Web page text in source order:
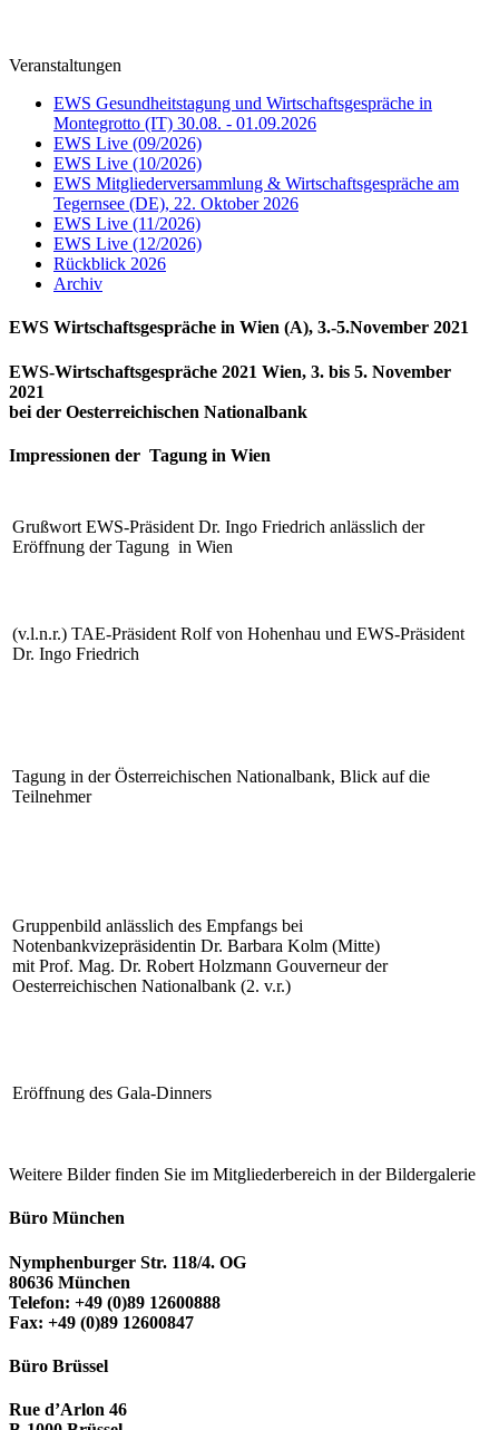
Veranstaltungen
EWS Gesundheitstagung und Wirtschaftsgespräche in
Montegrotto (IT) 30.08. - 01.09.2026
EWS Live (09/2026)
EWS Live (10/2026)
EWS Mitgliederversammlung & Wirtschaftsgespräche am
Tegernsee (DE), 22. Oktober 2026
EWS Live (11/2026)
EWS Live (12/2026)
Rückblick 2026
Archiv
EWS Wirtschaftsgespräche in Wien (A), 3.-5.November 2021
EWS-Wirtschaftsgespräche 2021 Wien, 3. bis 5. November
2021
bei der Oesterreichischen Nationalbank
Impressionen der Tagung in Wien
Grußwort EWS-Präsident Dr. Ingo Friedrich anlässlich der
Eröffnung der Tagung in Wien
(v.l.n.r.) TAE-Präsident Rolf von Hohenhau und EWS-Präsident
Dr. Ingo Friedrich
Tagung in der Österreichischen Nationalbank, Blick auf die
Teilnehmer
Gruppenbild anlässlich des Empfangs bei
Notenbankvizepräsidentin Dr. Barbara Kolm (Mitte)
mit Prof. Mag. Dr. Robert Holzmann Gouverneur der
Oesterreichischen Nationalbank (2. v.r.)
Eröffnung des Gala-Dinners
Weitere Bilder finden Sie im Mitgliederbereich in der Bildergalerie
Büro München
Nymphenburger Str. 118/4. OG
80636 München
Telefon: +49 (0)89 12600888
Fax: +49 (0)89 12600847
Büro Brüssel
Rue d’Arlon 46